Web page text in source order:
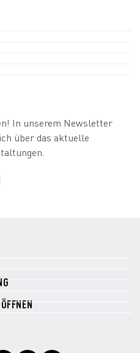
In unserem Newsletter
über das aktuelle